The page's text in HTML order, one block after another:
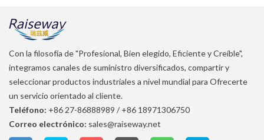
Con la filosofía de "Profesional, Bien elegido, Eficiente y Creíble",
integramos canales de suministro diversificados, compartir y
seleccionar productos industriales a nivel mundial para Ofrecerte
un servicio orientado al cliente.
Teléfono: +86 27-86888989 / +86 18971306750
Correo electrónico: sales@raiseway.net